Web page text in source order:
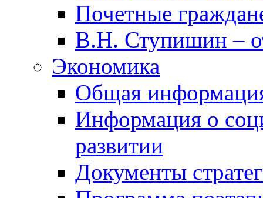
Почетные
В.Н. Ступишин –
Экономика
Общая
Информация о
развитии
Документы